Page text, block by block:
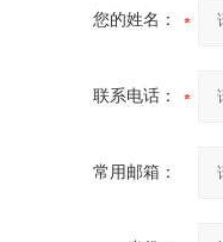
您的姓名：
联系电话：
常用邮箱：